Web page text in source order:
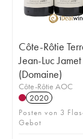
Côte-Rôtie
Jean-Luc Jamet
(Domaine)
Côte-Rôtie AOC
2020
Posten von 3
Gebot